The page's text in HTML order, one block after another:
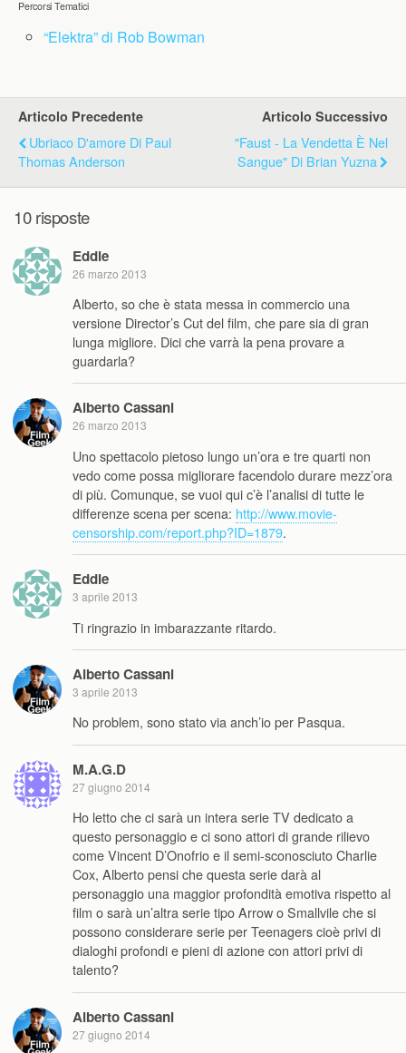
Percorsi Tematici
“Elektra” di Rob Bowman
Articolo Precedente
Ubriaco D'amore Di Paul
Thomas Anderson
Articolo Successivo
"Faust - La Vendetta È Nel
Sangue" Di Brian Yuzna
10 risposte
Eddie
26 marzo 2013
Alberto, so che è stata messa in commercio una
versione Director’s Cut del film, che pare sia di gran
lunga migliore. Dici che varrà la pena provare a
guardarla?
Alberto Cassani
26 marzo 2013
Uno spettacolo pietoso lungo un’ora e tre quarti non
vedo come possa migliorare facendolo durare mezz’ora
di più. Comunque, se vuoi qui c’è l’analisi di tutte le
differenze scena per scena: http://www.movie-
censorship.com/report.php?ID=1879.
Eddie
3 aprile 2013
Ti ringrazio in imbarazzante ritardo.
Alberto Cassani
3 aprile 2013
No problem, sono stato via anch’io per Pasqua.
M.A.G.D
27 giugno 2014
Ho letto che ci sarà un intera serie TV dedicato a
questo personaggio e ci sono attori di grande rilievo
come Vincent D’Onofrio e il semi-sconosciuto Charlie
Cox, Alberto pensi che questa serie darà al
personaggio una maggior profondità emotiva rispetto al
film o sarà un’altra serie tipo Arrow o Smallvile che si
possono considerare serie per Teenagers cioè privi di
dialoghi profondi e pieni di azione con attori privi di
talento?
Alberto Cassani
27 giugno 2014